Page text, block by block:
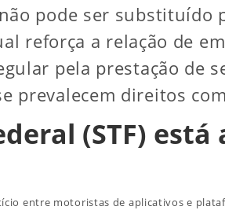
pode ser substituído
reforça a relação de
pela prestação de
prevalecem direitos
(STF) está
entre motoristas de aplicativos e